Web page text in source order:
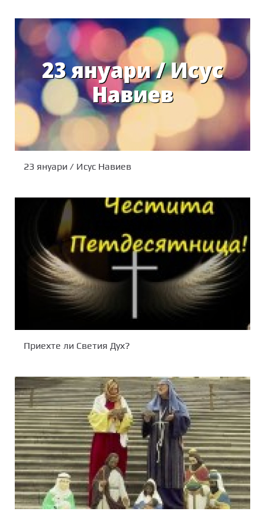
23 януари / Исус Навиев
Приехте ли Светия Дух?